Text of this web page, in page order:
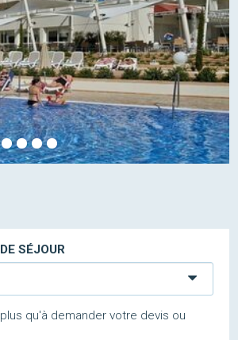
SÉJOUR
qu'à demander votre devis ou